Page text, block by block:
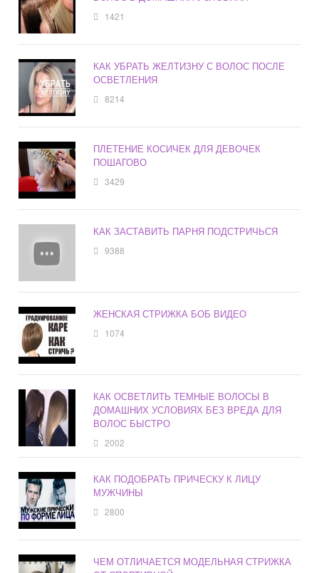
1421
КАК УБРАТЬ ЖЕЛТИЗНУ С ВОЛОС ПОСЛЕ
ОСВЕТЛЕНИЯ
8214
ПЛЕТЕНИЕ КОСИЧЕК ДЛЯ ДЕВОЧЕК
ПОШАГОВО
3429
КАК ЗАСТАВИТЬ ПАРНЯ ПОДСТРИЧЬСЯ
9388
ЖЕНСКАЯ СТРИЖКА БОБ ВИДЕО
1074
КАК ОСВЕТЛИТЬ ТЕМНЫЕ ВОЛОСЫ В
ДОМАШНИХ УСЛОВИЯХ БЕЗ ВРЕДА ДЛЯ
ВОЛОС БЫСТРО
2002
КАК ПОДОБРАТЬ ПРИЧЕСКУ К ЛИЦУ
МУЖЧИНЫ
2800
ЧЕМ ОТЛИЧАЕТСЯ МОДЕЛЬНАЯ СТРИЖКА